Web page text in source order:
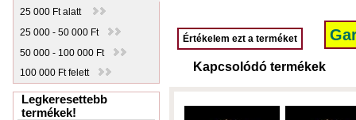
25 000 Ft alatt
25 000 - 50 000 Ft
50 000 - 100 000 Ft
100 000 Ft felett
Legkeresettebb
termékek!
Értékelem ezt a terméket
Kapcsolódó termékek